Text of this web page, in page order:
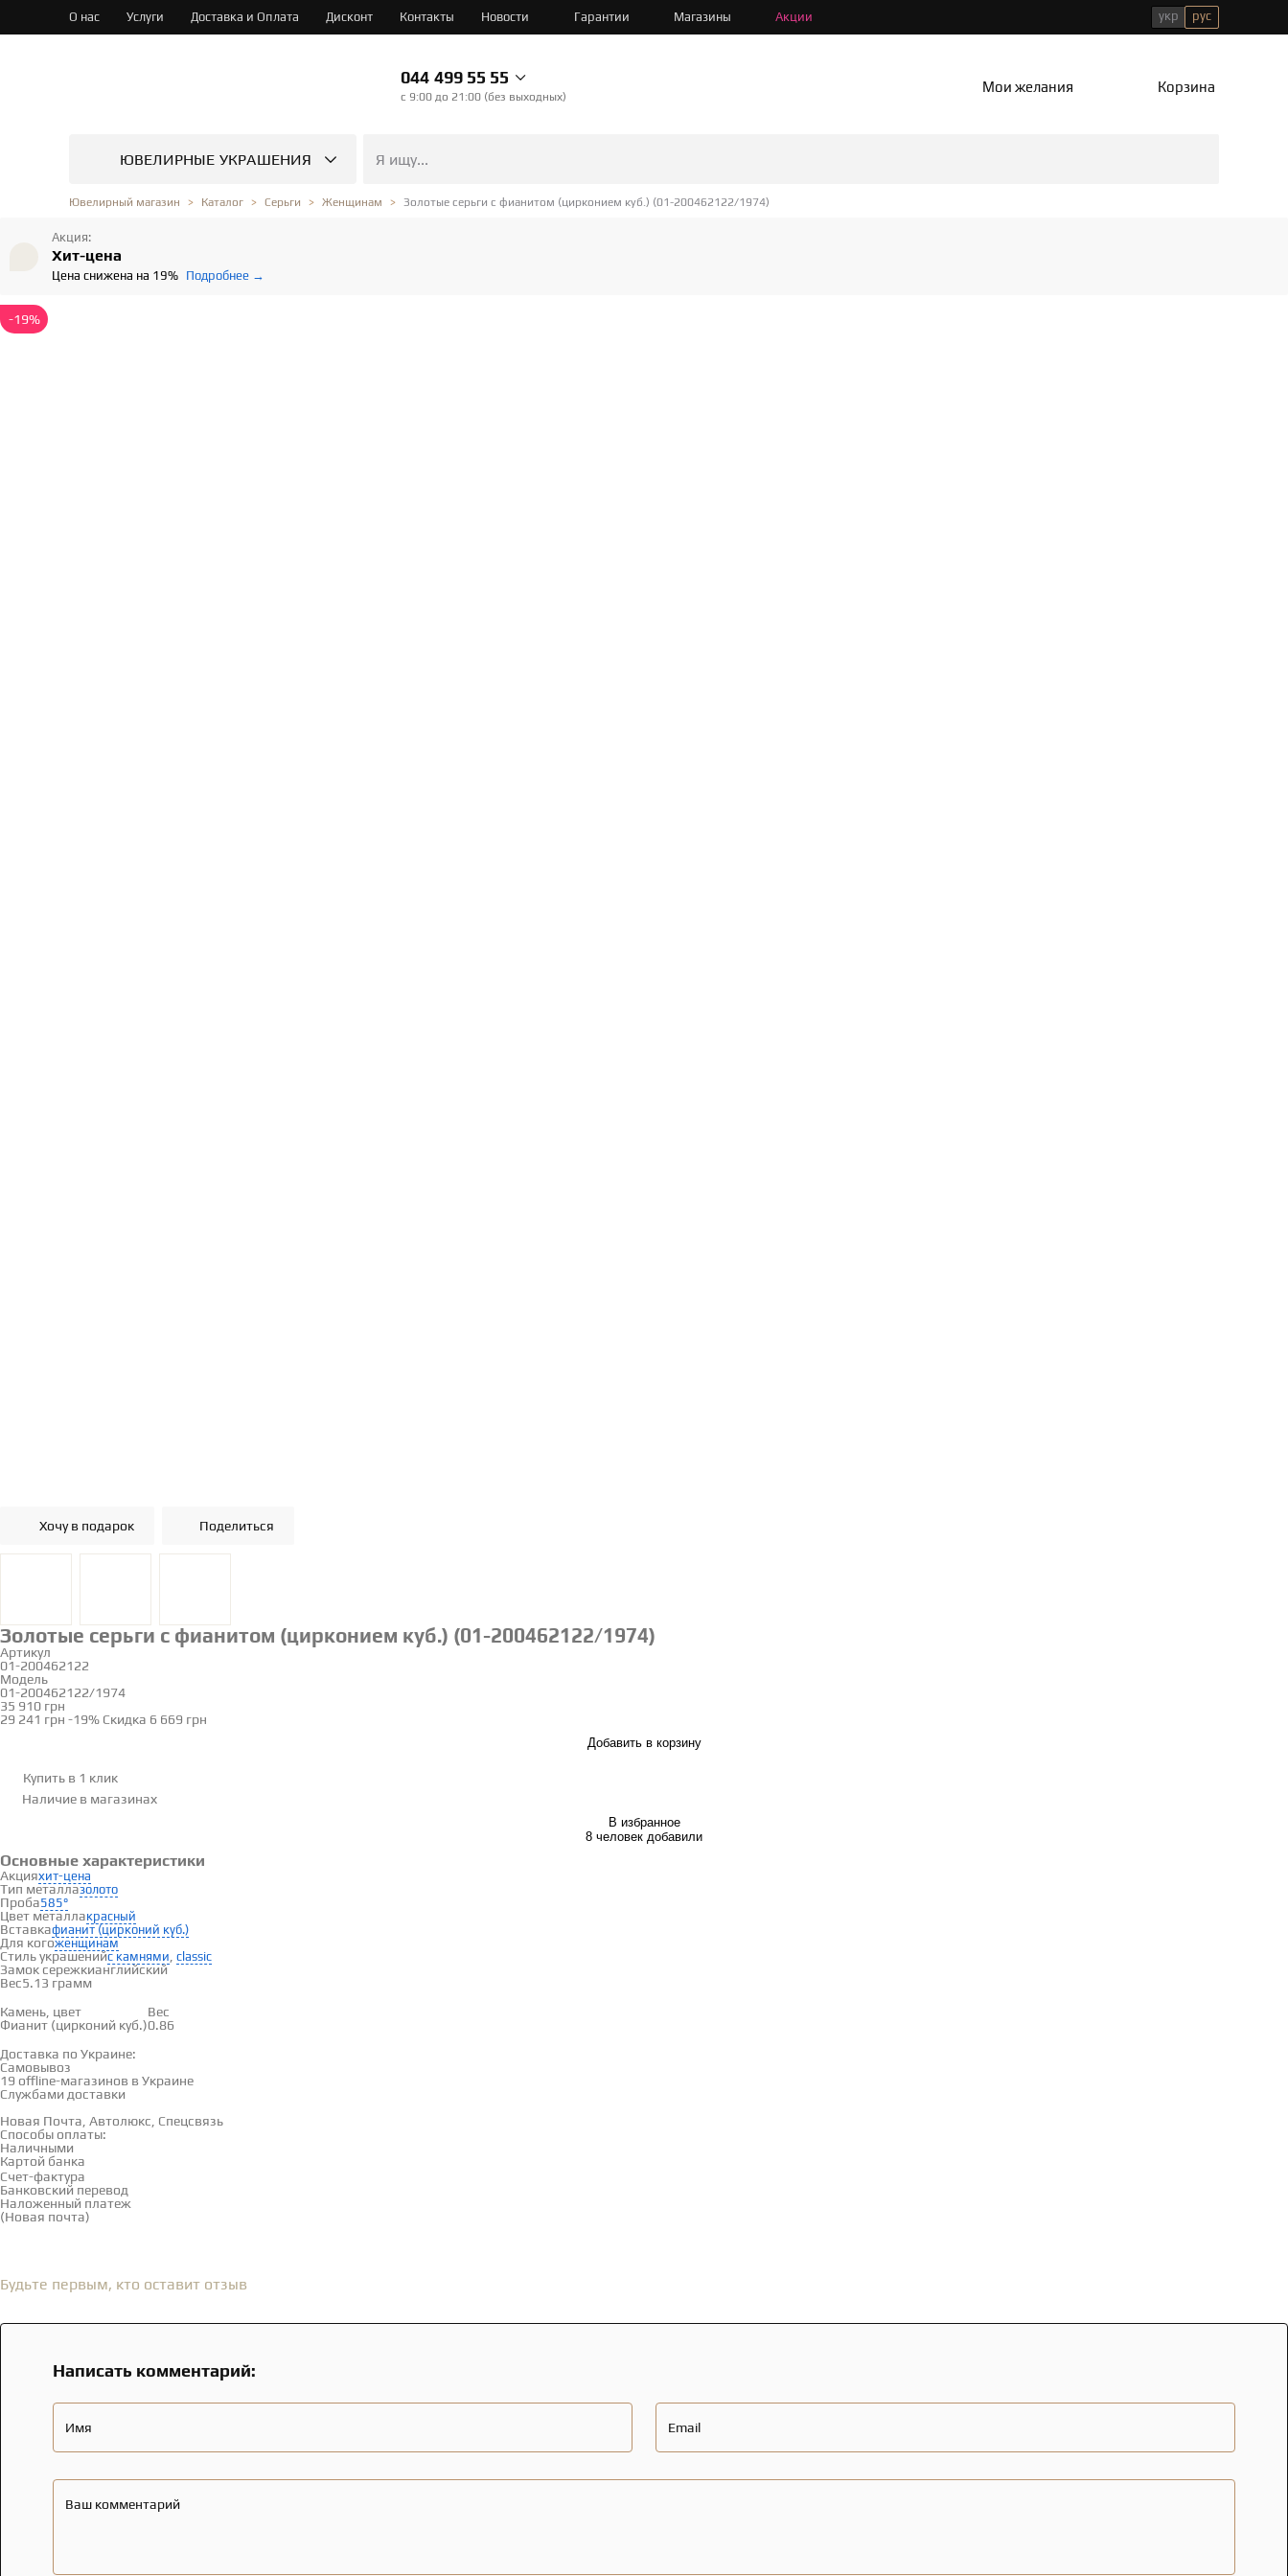
О нас Услуги Доставка и Оплата Дисконт Контакты Новости Гарантии Магазины Акции укр рус
044 499 55 55
c 9:00 до 21:00 (без выходных)
Мои желания Корзина
ЮВЕЛИРНЫЕ УКРАШЕНИЯ
Ювелирный магазин Каталог Серьги Женщинам Золотые серьги с фианитом (цирконием куб.) (01-200462122/1974)
Акция:
Хит-цена
Цена снижена на 19% Подробнее →
-19%
Хочу в подарок Поделиться
Золотые серьги с фианитом (цирконием куб.) (01-200462122/1974)
Артикул
01-200462122
Модель
01-200462122/1974
35 910 грн
29 241 грн -19% Скидка 6 669 грн
Добавить в корзину
Купить в 1 клик
Наличие в магазинах
В избранное
8 человек добавили
Основные характеристики
Акцияхит-цена
Тип металлазолото
Проба585°
Цвет металлакрасный
Вставкафианит (цирконий куб.)
Для когоженщинам
Стиль украшенийс камнями classic
Замок сережкианглийский
Вес5.13 грамм
Вставки
Камень, цвет
Вес
Фианит (цирконий куб.)0.86
Доставка и оплата
Доставка по Украине:
Самовывоз
19 offline-магазинов в Украине
Службами доставки
Новая Почта, Автолюкс, Спецсвязь
Способы оплаты:
Наличными
Картой банка
Счет-фактура
Банковский перевод
Наложенный платеж
(Новая почта)
Будьте первым, кто оставит отзыв
Написать комментарий:
Имя Email
Ваш комментарий